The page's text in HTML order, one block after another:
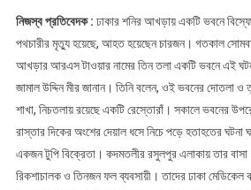
নিজস্ব প্রতিবেদক : ঢাকার শনির আখড়ায় একটি ভবনে
পথচারীর মৃত্যু হয়েছে, আহত হয়েছেন চারজন। গতকাল
আখড়ার আরএস টাওয়ার নামের তিন তলা একটি ভবনে এই
জামাল উদ্দিন মীর জানান। তিনি বলেন, ওই ভবনের দোতলা ও
শাখা, নিচতলায় রয়েছে একটি রেস্তোরাঁ। সকালে ভবনের
রাস্তার দিকের অংশের দেয়াল ধসে নিচে পড়ে হতাহতের
একজন টুপি বিক্রেতা। কদমতলীর রসুলপুর এলাকায় তার
রিকশাচালক ও তিনজন ফল ব্যবসায়ী। তাদের ঢাকা মেডিকেল